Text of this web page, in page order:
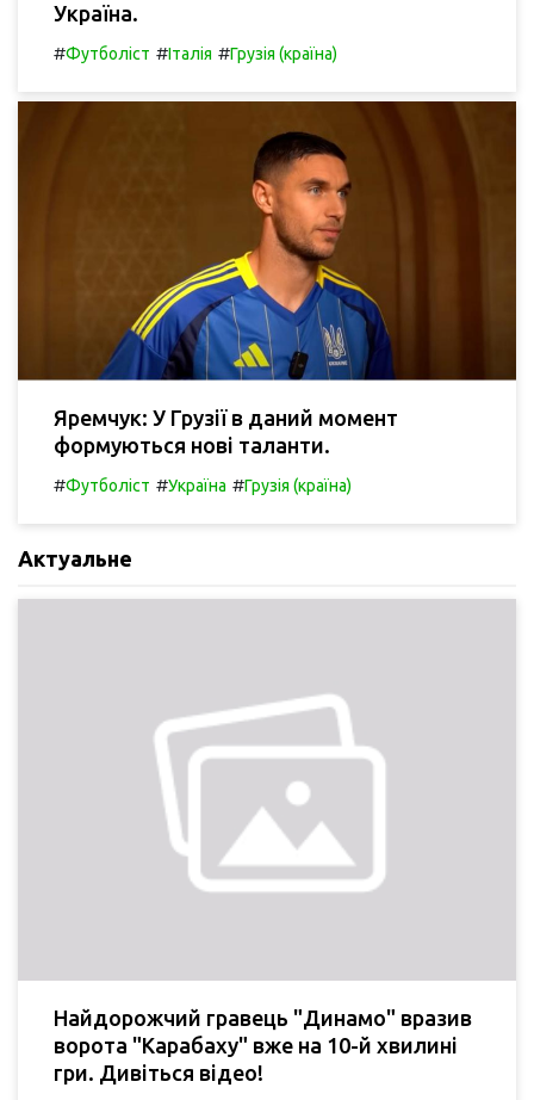
Україна.
#Футболіст #Італія #Грузія (країна)
Яремчук: У Грузії в даний момент
формуються нові таланти.
#Футболіст #Україна #Грузія (країна)
Актуальне
Найдорожчий гравець "Динамо" вразив
ворота "Карабаху" вже на 10-й хвилині
гри. Дивіться відео!